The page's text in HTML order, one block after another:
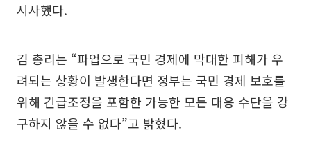
시사했다.
김 총리는 “파업으로 국민 경제에 막대한 피해가 우
려되는 상황이 발생한다면 정부는 국민 경제 보호를
위해 긴급조정을 포함한 가능한 모든 대응 수단을 강
구하지 않을 수 없다”고 밝혔다.